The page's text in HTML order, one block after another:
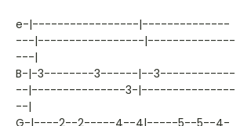
e-|-----------------|--------------
---|-----------------|--------------
---|
B-|-3--------3------|--3------------
--|---------------3-|---------------
--|
G-|----2--2-----4--4|-----5--5--4-